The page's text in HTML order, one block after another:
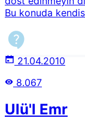
Bu konuda
21.04.2010
8.067
Ulü'l Emr